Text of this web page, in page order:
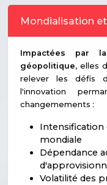
Mondialisation
Impactées par
géopolitique, elles
relever les défis
l'innovation
changemements :
Intensification
mondiale
Dépendance
Volatilité des